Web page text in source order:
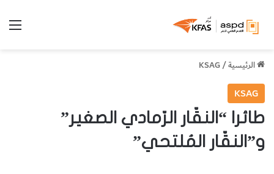
الرئيسية/
KSAG
KSAG
طائرا “النقّار الرّمادي الصغير”
و”النقّار المُلتحي”